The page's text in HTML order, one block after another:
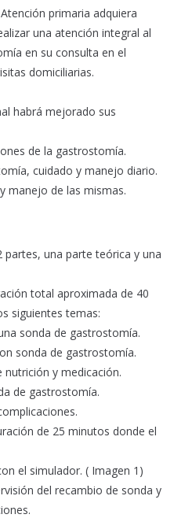
primaria adquiera
una atención integral al
en su consulta en el
domiciliarias.
habrá mejorado sus
de la gastrostomía.
cuidado y manejo diario.
manejo de las mismas.
partes, una parte teórica y una
total aproximada de 40
siguientes temas:
sonda de gastrostomía.
sonda de gastrostomía.
nutrición y medicación.
de gastrostomía.
de 25 minutos donde el
el simulador. ( Imagen 1)
del recambio de sonda y